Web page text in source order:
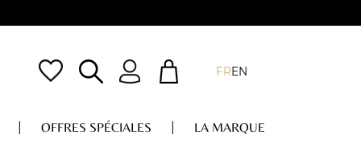
FREN
OFFRES SPÉCIALES LA MARQUE